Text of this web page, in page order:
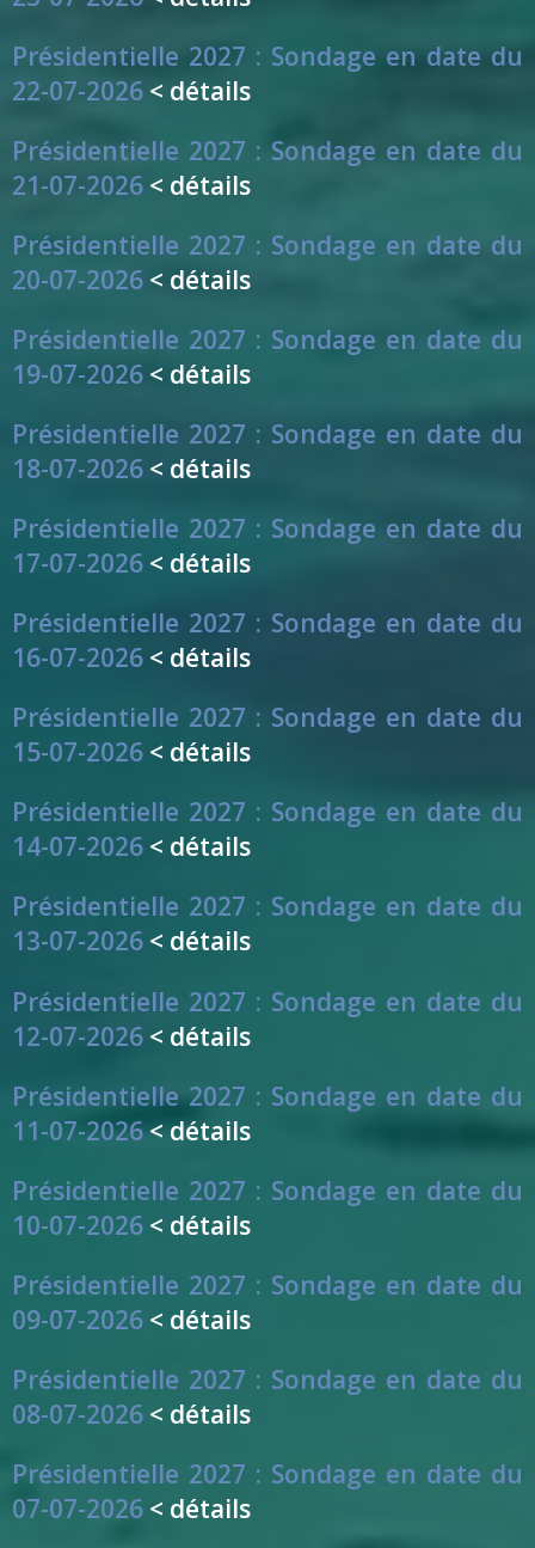
Présidentielle 2027 : Sondage en date du
22-07-2026 < détails
Présidentielle 2027 : Sondage en date du
21-07-2026 < détails
Présidentielle 2027 : Sondage en date du
20-07-2026 < détails
Présidentielle 2027 : Sondage en date du
19-07-2026 < détails
Présidentielle 2027 : Sondage en date du
18-07-2026 < détails
Présidentielle 2027 : Sondage en date du
17-07-2026 < détails
Présidentielle 2027 : Sondage en date du
16-07-2026 < détails
Présidentielle 2027 : Sondage en date du
15-07-2026 < détails
Présidentielle 2027 : Sondage en date du
14-07-2026 < détails
Présidentielle 2027 : Sondage en date du
13-07-2026 < détails
Présidentielle 2027 : Sondage en date du
12-07-2026 < détails
Présidentielle 2027 : Sondage en date du
11-07-2026< détails
Présidentielle 2027 : Sondage en date du
10-07-2026 < détails
Présidentielle 2027 : Sondage en date du
09-07-2026 < détails
Présidentielle 2027 : Sondage en date du
08-07-2026 < détails
Présidentielle 2027 : Sondage en date du
07-07-2026 < détails